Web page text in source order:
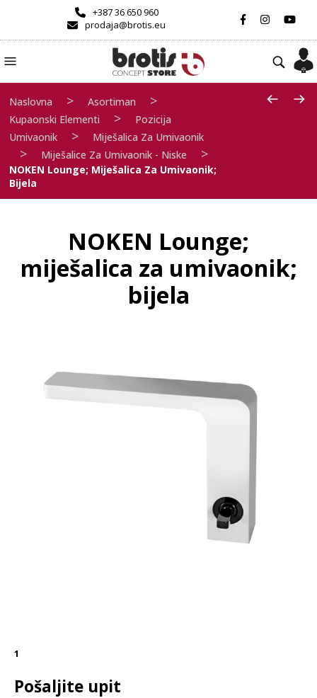
+387 36 650 960
prodaja@brotis.eu
Naslovna > Asortiman >
Kupaonski Elementi >
Pozicija
Umivaonik
> Miješalica Za Umivaonik
> Miješalice Za Umivaonik - Niske >
NOKEN Lounge; Miješalica Za Umivaonik;
Bijela
NOKEN Lounge;
miješalica za umivaonik;
bijela
1
Pošaljite upit